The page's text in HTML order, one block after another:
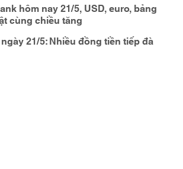
hôm nay 21/5, USD, euro, bảng
cùng chiều tăng
21/5: Nhiều đồng tiền tiếp đà